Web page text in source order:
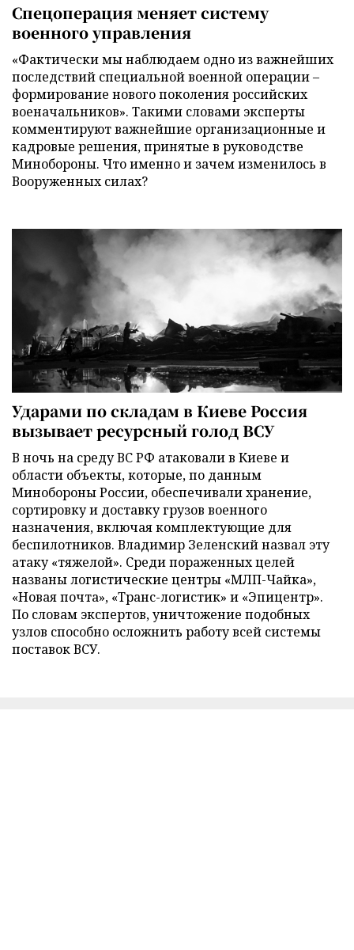
Спецоперация меняет систему
военного управления
«Фактически мы наблюдаем одно из важнейших
последствий специальной военной операции –
формирование нового поколения российских
военачальников». Такими словами эксперты
комментируют важнейшие организационные и
кадровые решения, принятые в руководстве
Минобороны. Что именно и зачем изменилось в
Вооруженных силах?
Ударами по складам в Киеве Россия
вызывает ресурсный голод ВСУ
В ночь на среду ВС РФ атаковали в Киеве и
области объекты, которые, по данным
Минобороны России, обеспечивали хранение,
сортировку и доставку грузов военного
назначения, включая комплектующие для
беспилотников. Владимир Зеленский назвал эту
атаку «тяжелой». Среди пораженных целей
названы логистические центры «МЛП-Чайка»,
«Новая почта», «Транс-логистик» и «Эпицентр».
По словам экспертов, уничтожение подобных
узлов способно осложнить работу всей системы
поставок ВСУ.